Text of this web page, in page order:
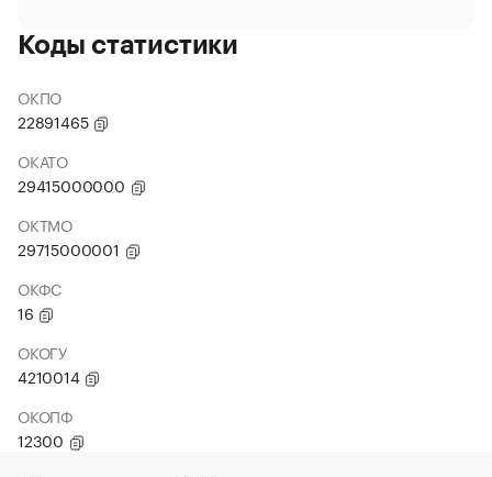
Коды статистики
ОКПО
22891465
ОКАТО
29415000000
ОКТМО
29715000001
ОКФС
16
ОКОГУ
4210014
ОКОПФ
12300